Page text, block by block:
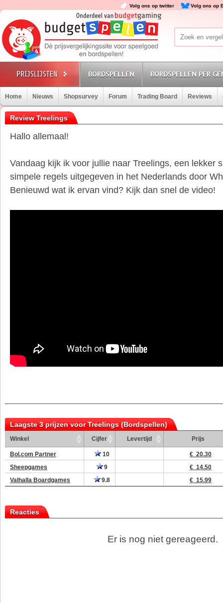
Volg ons op twitter Volg ons op
BORDSPELLEN BORDSPELLEN PER
Home Nieuws Shopsurvey Forum Trading Board Reviews
Review Treelings
Hallo allemaal!
Vandaag kijk ik voor jullie naar Treelings, een lekker
simpele regels uitgegeven in het Nederlands door
Benieuwd wat ik ervan vind? Kijk dan snel de video!
Laagste 3 prijzen voor Treelings (Bordspellen)
Winkel Cijfer Levertijd Prijs
Bol.com Partner 10
€ 20.30
Sheepgames
9
€ 14.50
Valhalla Boardgames
9.8 € 15.99
Reacties
Er is nog niet gereageerd.